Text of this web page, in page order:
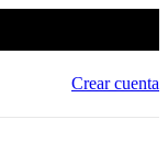
Crear cuenta